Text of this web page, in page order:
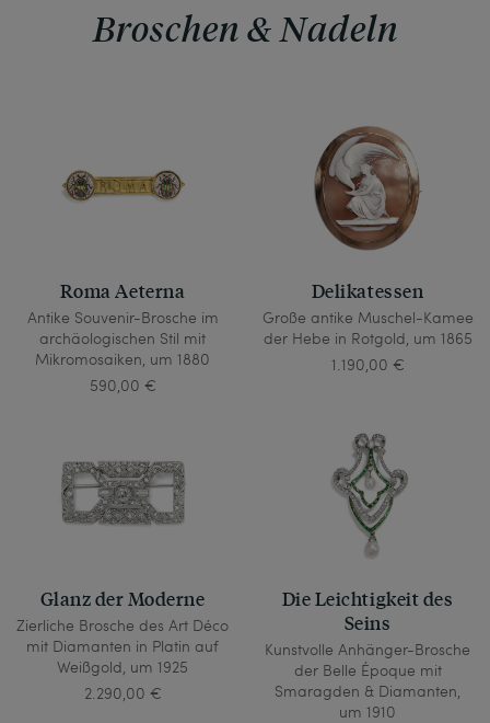
Broschen & Nadeln
Roma Aeterna
Antike Souvenir-Brosche im
archäologischen Stil mit
Mikromosaiken, um 1880
590,00 €
Delikatessen
Große antike Muschel-Kamee
der Hebe in Rotgold, um 1865
1.190,00 €
Glanz der Moderne
Zierliche Brosche des Art Déco
mit Diamanten in Platin auf
Weißgold, um 1925
2.290,00 €
Die Leichtigkeit des
Seins
Kunstvolle Anhänger-Brosche
der Belle Époque mit
Smaragden & Diamanten,
um 1910